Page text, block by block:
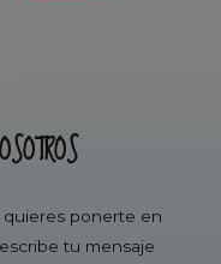
quieres ponerte en
tu mensaje